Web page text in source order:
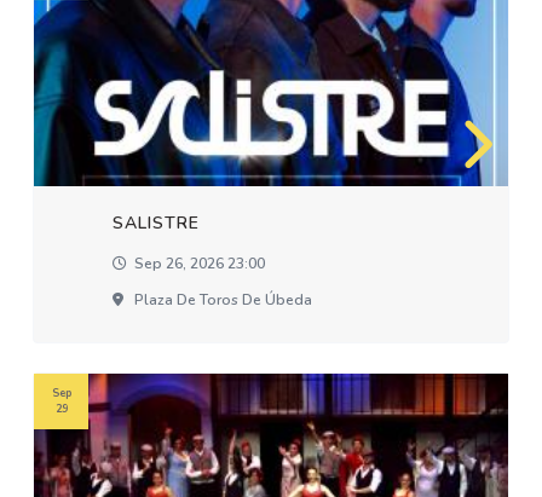
SALISTRE
Sep 26, 2026 23:00
Plaza De Toros De Úbeda
Sep
29